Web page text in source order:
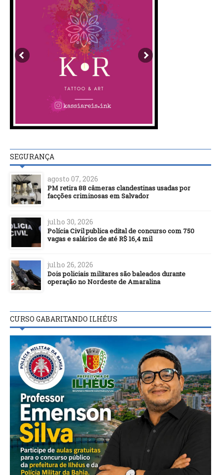
SEGURANÇA
agosto 07, 2026
PM retira 88 câmeras clandestinas usadas por
facções criminosas em Salvador
julho 30, 2026
Polícia Civil publica edital de concurso com 750
vagas e salários de até R$ 16,4 mil
julho 26, 2026
Dois policiais militares são baleados durante
operação no Nordeste de Amaralina
CURSO GABARITANDO ILHÉUS